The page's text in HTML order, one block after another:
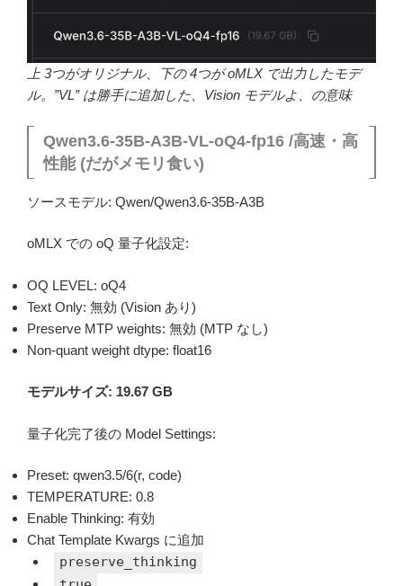
上 3つがオリジナル、下の 4つが oMLX で出力したモデ
ル。”VL” は勝手に追加した、Vision モデルよ、の意味
Qwen3.6-35B-A3B-VL-oQ4-fp16 /高速・高
性能 (だがメモリ食い)
ソースモデル: Qwen/Qwen3.6-35B-A3B
oMLX での oQ 量子化設定:
OQ LEVEL: oQ4
Text Only: 無効 (Vision あり)
Preserve MTP weights: 無効 (MTP なし)
Non-quant weight dtype: float16
モデルサイズ: 19.67 GB
量子化完了後の Model Settings:
Preset: qwen3.5/6(r, code)
TEMPERATURE: 0.8
Enable Thinking: 有効
Chat Template Kwargs に追加
preserve_thinking